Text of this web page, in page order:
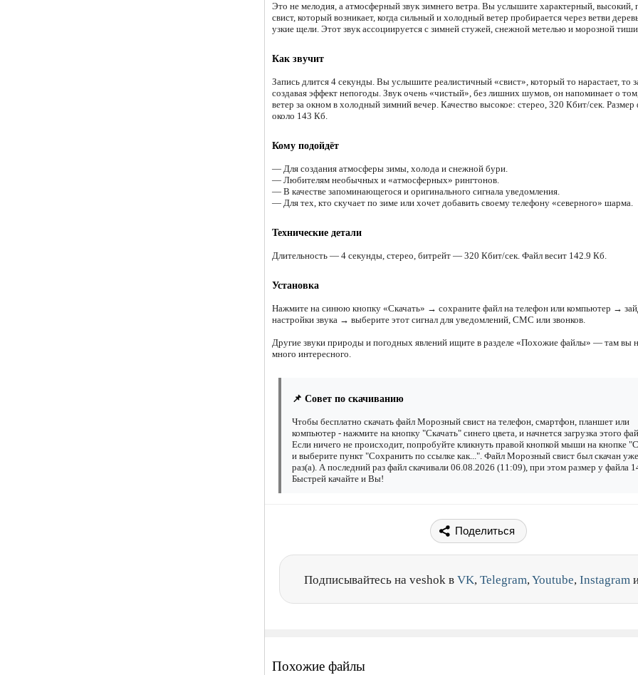
Это не мелодия, а атмосферный звук зимнего ветра. Вы услышите характерный,
свист, который возникает, когда сильный и холодный ветер пробирается через ветви
узкие щели. Этот звук ассоциируется с зимней стужей, снежной метелью и морозной
Как звучит
Запись длится 4 секунды. Вы услышите реалистичный «свист», который то нарастает, то
создавая эффект непогоды. Звук очень «чистый», без лишних шумов, он напоминает о
ветер за окном в холодный зимний вечер. Качество высокое: стерео, 320 Кбит/сек.
около 143 Кб.
Кому подойдёт
— Для создания атмосферы зимы, холода и снежной бури.
— Любителям необычных и «атмосферных» рингтонов.
— В качестве запоминающегося и оригинального сигнала уведомления.
— Для тех, кто скучает по зиме или хочет добавить своему телефону «северного» шарма.
Технические детали
Длительность — 4 секунды, стерео, битрейт — 320 Кбит/сек. Файл весит 142.9 Кб.
Установка
Нажмите на синюю кнопку «Скачать» → сохраните файл на телефон или компьютер →
настройки звука → выберите этот сигнал для уведомлений, СМС или звонков.
Другие звуки природы и погодных явлений ищите в разделе «Похожие файлы» — там вы
много интересного.
📌 Совет по скачиванию
Чтобы бесплатно скачать файл Морозный свист на телефон, смартфон, планшет или
компьютер - нажмите на кнопку "Скачать" синего цвета, и начнется загрузка этого
Если ничего не происходит, попробуйте кликнуть правой кнопкой мыши на кнопке
и выберите пункт "Сохранить по ссылке как...". Файл Морозный свист был скачан
раз(а). А последний раз файл скачивали 06.08.2026 (11:09), при этом размер у файла
Быстрей качайте и Вы!
Поделиться
Подписывайтесь на veshok в VK, Telegram,Youtube, Instagram
Похожие файлы